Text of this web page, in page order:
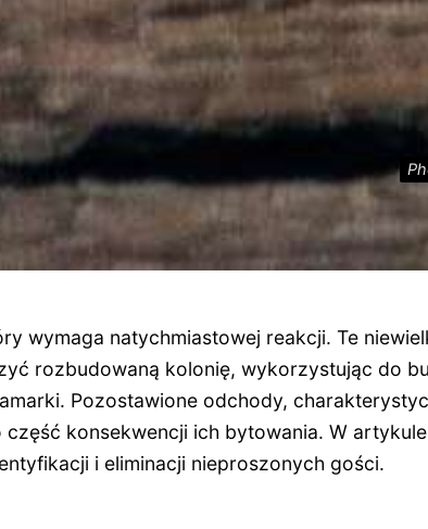
wymaga natychmiastowej reakcji. Te
rozbudowaną kolonię, wykorzystując do
Pozostawione odchody,
konsekwencji ich bytowania. W artykule
i eliminacji nieproszonych gości.